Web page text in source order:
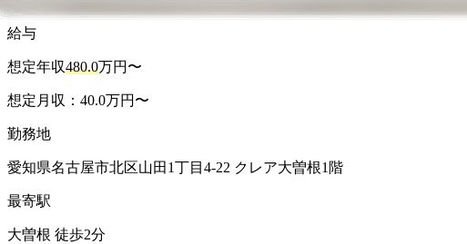
給与
想定年収480.0万円〜
想定月収：40.0万円〜
勤務地
愛知県名古屋市北区山田1丁目4-22 クレア大曽根1階
最寄駅
大曽根 徒歩2分